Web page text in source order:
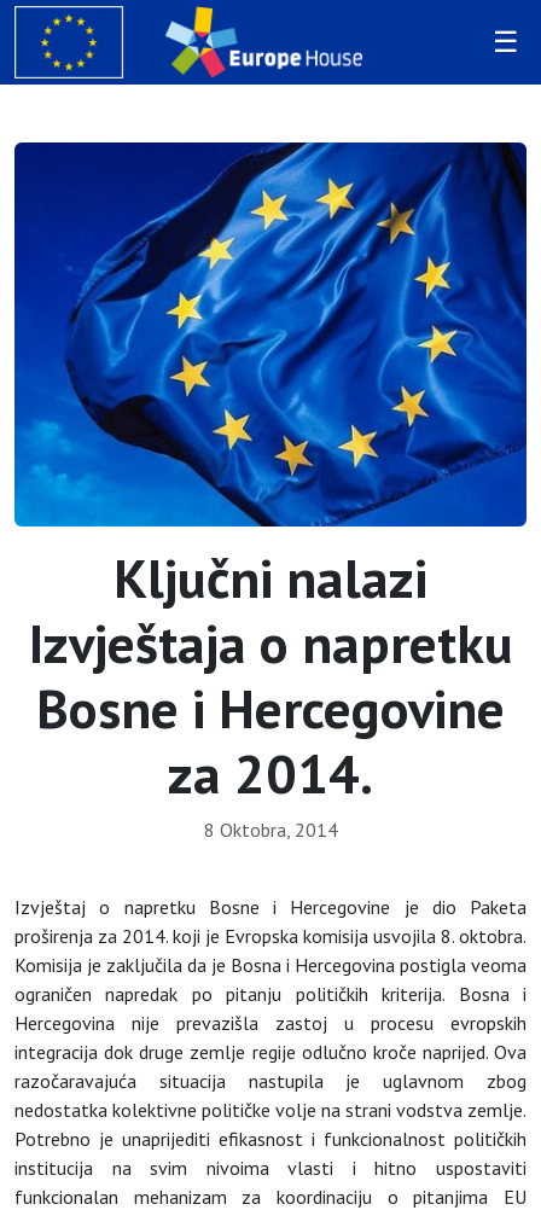
Ključni nalazi
Izvještaja o napretku
Bosne i Hercegovine
za 2014.
8 Oktobra, 2014
Izvještaj o napretku Bosne i Hercegovine je dio Paketa
proširenja za 2014. koji je Evropska komisija usvojila 8. oktobra.
Komisija je zaključila da je Bosna i Hercegovina postigla veoma
ograničen napredak po pitanju političkih kriterija. Bosna i
Hercegovina nije prevazišla zastoj u procesu evropskih
integracija dok druge zemlje regije odlučno kroče naprijed. Ova
razočaravajuća situacija nastupila je uglavnom zbog
nedostatka kolektivne političke volje na strani vodstva zemlje.
Potrebno je unaprijediti efikasnost i funkcionalnost političkih
institucija na svim nivoima vlasti i hitno uspostaviti
funkcionalan mehanizam za koordinaciju o pitanjima EU